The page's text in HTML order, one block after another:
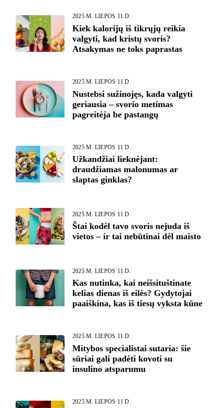
2025 M. LIEPOS 11 D.
Kiek kalorijų iš tikrųjų reikia
valgyti, kad kristų svoris?
Atsakymas ne toks paprastas
2025 M. LIEPOS 11 D.
Nustebsi sužinojęs, kada valgyti
geriausia – svorio metimas
pagreitėja be pastangų
2025 M. LIEPOS 11 D.
Užkandžiai lieknėjant:
draudžiamas malonumas ar
slaptas ginklas?
2025 M. LIEPOS 11 D.
Štai kodėl tavo svoris nejuda iš
vietos – ir tai nebūtinai dėl maisto
2025 M. LIEPOS 11 D.
Kas nutinka, kai neišsituštinate
kelias dienas iš eilės? Gydytojai
paaiškina, kas iš tiesų vyksta kūne
2025 M. LIEPOS 11 D.
Mitybos specialistai sutaria: šie
sūriai gali padėti kovoti su
insulino atsparumu
2025 M. LIEPOS 11 D.